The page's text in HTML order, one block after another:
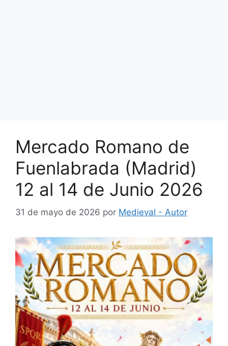
Mercado Romano de
Fuenlabrada (Madrid)
12 al 14 de Junio 2026
31 de mayo de 2026 por Medieval - Autor